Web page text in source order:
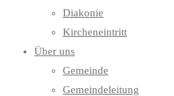
Diakonie
Kircheneintritt
Über uns
Gemeinde
Gemeindeleitung